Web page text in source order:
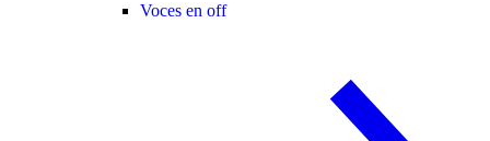
Voces en off